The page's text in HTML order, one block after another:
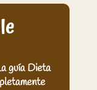
guía Dieta